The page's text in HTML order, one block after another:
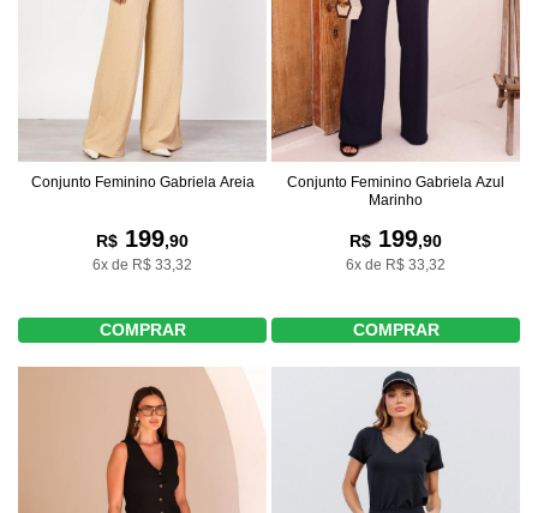
Conjunto Feminino Gabriela Areia
R$ 199,90
6x de R$ 33,32
COMPRAR
Conjunto Feminino Gabriela Azul
Marinho
R$ 199,90
6x de R$ 33,32
COMPRAR